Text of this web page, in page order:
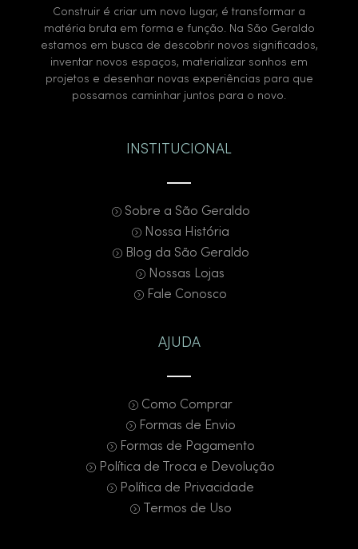
Construir é criar um novo lugar, é transformar a
matéria bruta em forma e função. Na São Geraldo
estamos em busca de descobrir novos significados,
inventar novos espaços, materializar sonhos em
projetos e desenhar novas experiências para que
possamos caminhar juntos para o novo.
INSTITUCIONAL
Sobre a São Geraldo
Nossa História
Blog da São Geraldo
Nossas Lojas
Fale Conosco
AJUDA
Como Comprar
Formas de Envio
Formas de Pagamento
Política de Troca e Devolução
Política de Privacidade
Termos de Uso